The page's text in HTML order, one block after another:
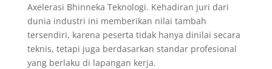
Axelerasi Bhinneka Teknologi. Kehadiran juri dari
dunia industri ini memberikan nilai tambah
tersendiri, karena peserta tidak hanya dinilai secara
teknis, tetapi juga berdasarkan standar profesional
yang berlaku di lapangan kerja.